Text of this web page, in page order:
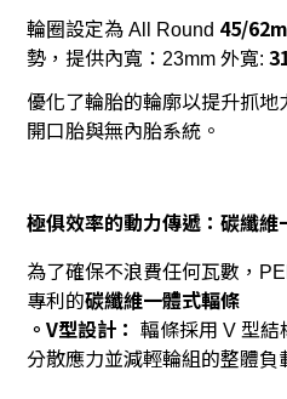
輪圈設定為 All Round 45/
勢，提供內寬： 23mm 外寬:
優化了輪胎的輪廓以提升抓
開口胎與無內胎系統。
極俱效率的動力傳遞：碳纖維
為了確保不浪費任何瓦數，
專利的碳纖維一體式輻條
。 V型設計： 輻條採用 V 型結
分散應力並減輕輪組的整體負